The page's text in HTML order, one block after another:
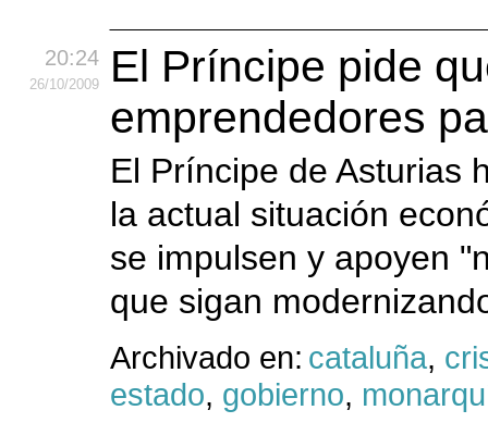
20:24
26/10/2009
El Príncipe pide
emprendedores
El Príncipe de Asturias
la actual situación
se impulsen y apoyen
que sigan
Archivado en: cataluña,
estado, gobierno,